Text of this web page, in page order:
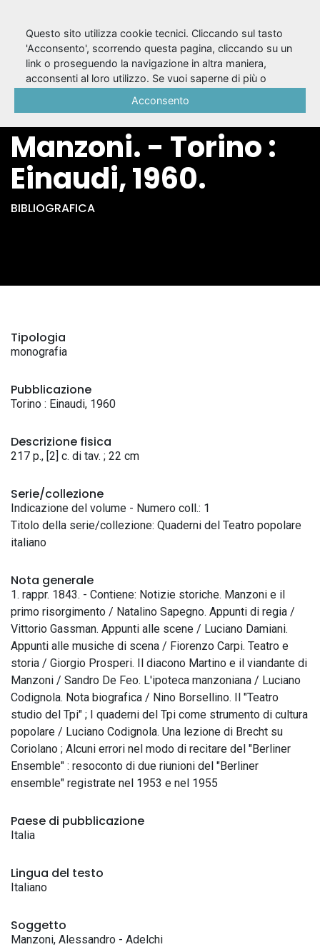
Adelchi /
Alessandro
Manzoni. - Torino :
Einaudi, 1960.
BIBLIOGRAFICA
Tipologia
monografia
Pubblicazione
Torino : Einaudi, 1960
Descrizione fisica
217 p., [2] c. di tav. ; 22 cm
Serie/collezione
Indicazione del volume - Numero coll.: 1
Titolo della serie/collezione: Quaderni del Teatro popolare
italiano
Nota generale
1. rappr. 1843. - Contiene: Notizie storiche. Manzoni e il
primo risorgimento / Natalino Sapegno. Appunti di regia /
Vittorio Gassman. Appunti alle scene / Luciano Damiani.
Appunti alle musiche di scena / Fiorenzo Carpi. Teatro e
storia / Giorgio Prosperi. Il diacono Martino e il viandante di
Manzoni / Sandro De Feo. L'ipoteca manzoniana / Luciano
Codignola. Nota biografica / Nino Borsellino. Il "Teatro
studio del Tpi" ; I quaderni del Tpi come strumento di cultura
popolare / Luciano Codignola. Una lezione di Brecht su
Coriolano ; Alcuni errori nel modo di recitare del "Berliner
Ensemble" : resoconto di due riunioni del "Berliner
ensemble" registrate nel 1953 e nel 1955
Paese di pubblicazione
Italia
Lingua del testo
Italiano
Soggetto
Manzoni, Alessandro - Adelchi
Questo sito utilizza cookie tecnici. Cliccando sul tasto
'Acconsento', scorrendo questa pagina, cliccando su un
link o proseguendo la navigazione in altra maniera,
acconsenti al loro utilizzo. Se vuoi saperne di più o
Acconsento